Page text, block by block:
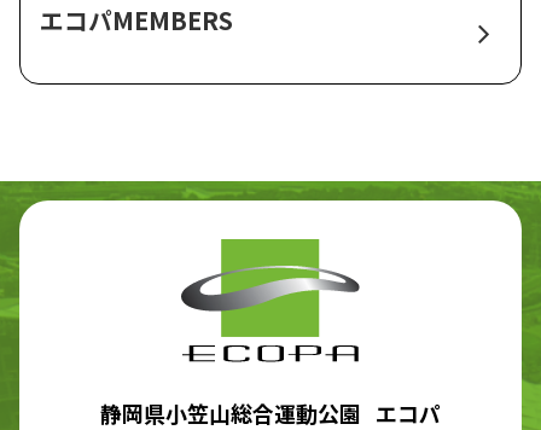
エコパMEMBERS
静岡県小笠山総合運動公園 エコパ